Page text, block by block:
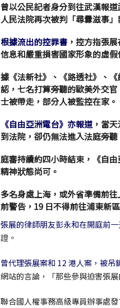
曾以公民記者身分到往武漢報
人民法院再次被判「尋釁滋事
根據流出的控罪書，控方指張
信息和嚴重損害國家形象的虛假
據《法新社》、《路透社》、
認，七名打算旁聽的歐美外交
士被帶走，部分人被監控在家。
《自由亞洲電台》亦報道，當天
到法院，卻仍無法進入法庭旁聽
庭審持續約四小時結束，《自
精神狀態尚可。
多名身處上海，或外省準備前
前警告，19 日不得前往浦東新
張展的律師朋友彭永和在開庭前
證。
曾代理張展案和 12 港人案，被吊
網站的言論，「那些參與迫害張
聯合國人權事務高級專員辦事處